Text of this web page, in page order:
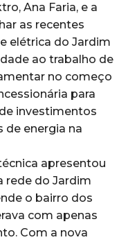
Ana Faria, e a
as recentes
elétrica do Jardim
ao trabalho de
no começo
para
investimentos
de energia na
apresentou
rede do Jardim
o bairro dos
com apenas
Com a nova